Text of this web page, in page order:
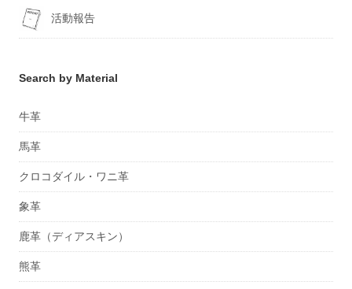
活動報告
Search by Material
牛革
馬革
クロコダイル・ワニ革
象革
鹿革（ディアスキン）
熊革